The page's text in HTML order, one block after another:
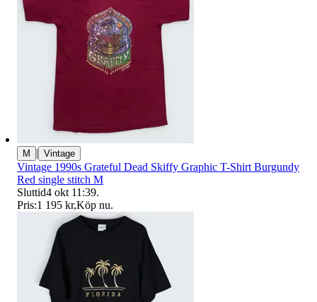
M | Vintage
Vintage 1990s Grateful Dead Skiffy Graphic T-Shirt Burgundy
Red single stitch M
Sluttid4 okt 11:39.
Pris:1 195 kr,Köp nu.